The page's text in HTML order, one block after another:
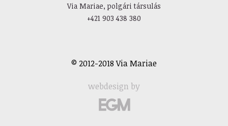
Via Mariae, polgári társulás
+421 903 438 380
© 2012-2018 Via Mariae
webdesign by